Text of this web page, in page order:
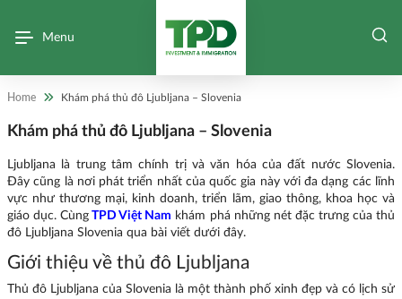
Menu
Home Khám phá thủ đô Ljubljana – Slovenia
Khám phá thủ đô Ljubljana – Slovenia
Ljubljana là trung tâm chính trị và văn hóa của đất nước Slovenia.
Đây cũng là nơi phát triển nhất của quốc gia này với đa dạng các lĩnh
vực như thương mại, kinh doanh, triển lãm, giao thông, khoa học và
giáo dục. Cùng TPD Việt Nam khám phá những nét đặc trưng của thủ
đô Ljubljana Slovenia qua bài viết dưới đây.
Giới thiệu về thủ đô Ljubljana
Thủ đô Ljubljana của Slovenia là một thành phố xinh đẹp và có lịch sử